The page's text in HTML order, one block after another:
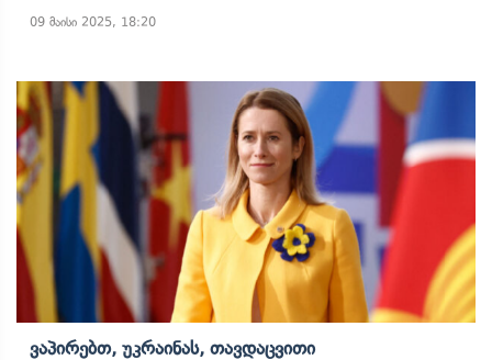
09 მაისი 2025, 18:20
Ვაპირებთ, Უკრაინას, Თავდაცვითი